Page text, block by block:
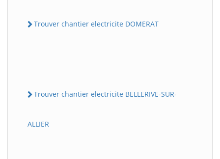
Trouver chantier electricite DOMERAT
Trouver chantier electricite BELLERIVE-SUR-
ALLIER